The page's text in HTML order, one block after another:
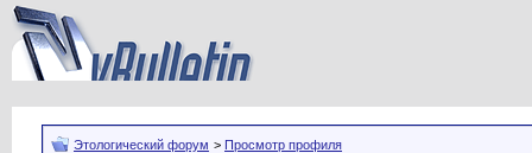
Этологический форум > Просмотр профиля